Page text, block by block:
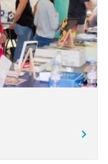
chevron_right